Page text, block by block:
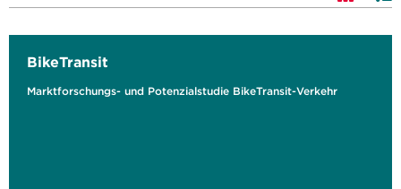
BikeTransit
Marktforschungs- und Potenzialstudie BikeTransit-Verkehr